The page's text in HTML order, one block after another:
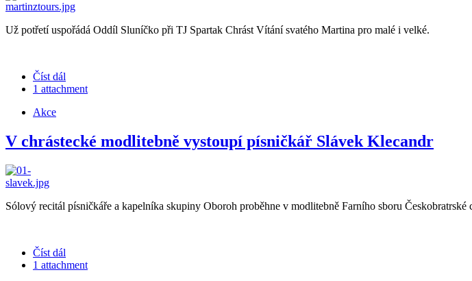
Už potřetí uspořádá Oddíl Sluníčko při TJ Spartak Chrást Vítání svatého Martina pro malé i velké.
Číst dál
1 attachment
Akce
V chrástecké modlitebně vystoupí písničkář Slávek Klecandr
Sólový recitál písničkáře a kapelníka skupiny Oboroh proběhne v modlitebně Farního sboru
Číst dál
1 attachment